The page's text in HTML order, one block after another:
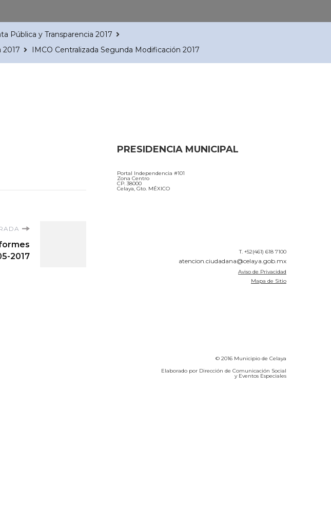
Pública y Transparencia 2017
2017 IMCO Centralizada Segunda Modificación 2017
2017
PRESIDENCIA MUNICIPAL
Portal Independencia #101
Zona Centro
CP. 38000
Celaya, Gto. MÉXICO
T. +52(461) 618 7100
atencion.ciudadana@celaya.gob.mx
Aviso de Privacidad
Mapa de Sitio
© 2016 Municipio de Celaya
Elaborado por Dirección de Comunicación Social
y Eventos Especiales